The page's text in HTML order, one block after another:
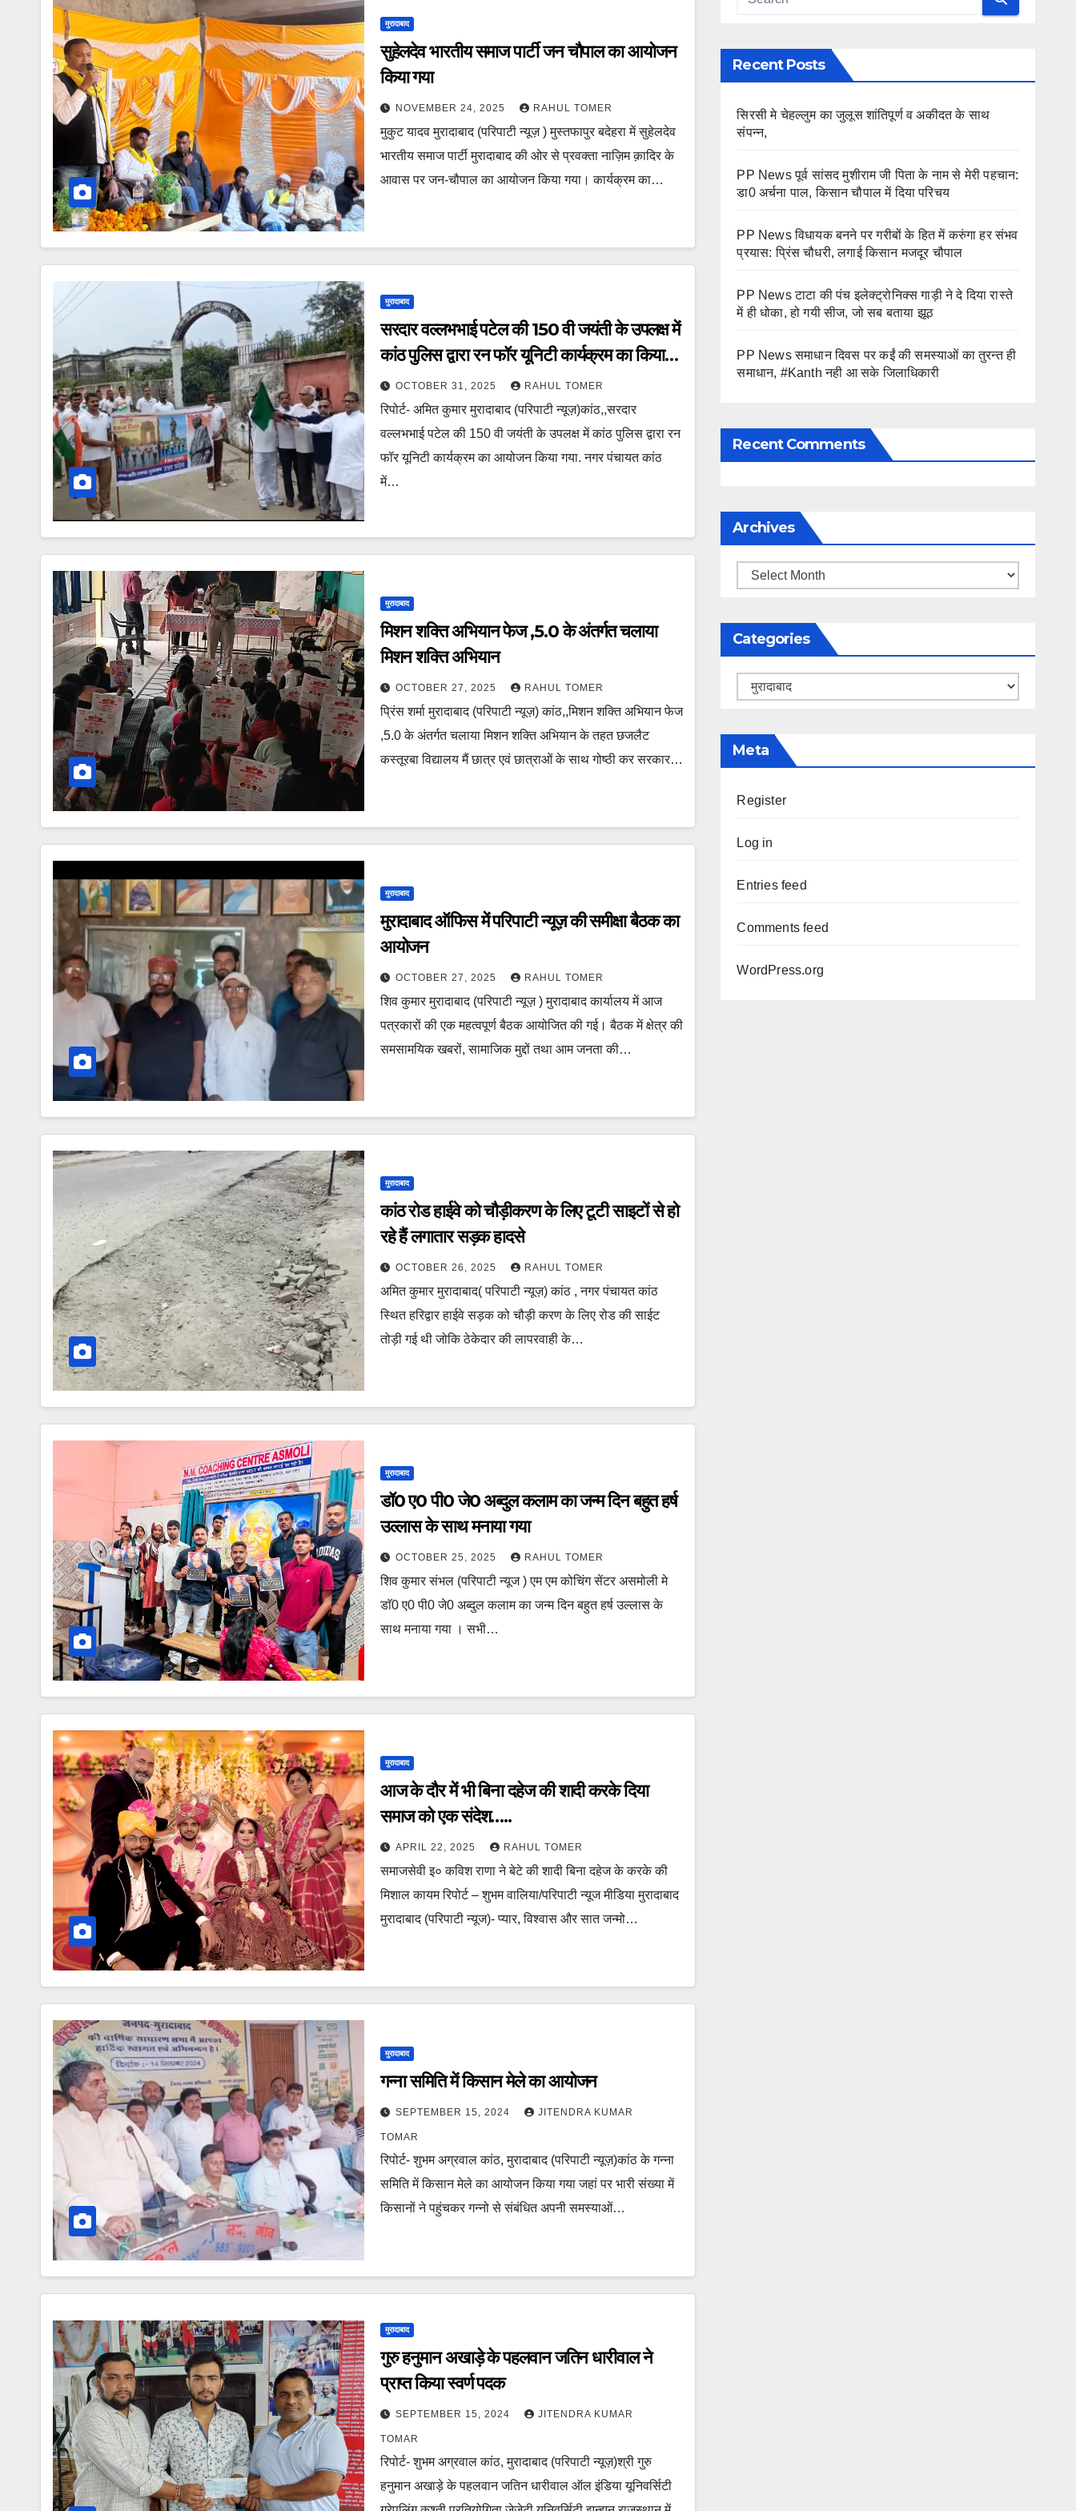
मुरादाबाद
सुहेलदेव भारतीय समाज पार्टी जन चौपाल का आयोजन
किया गया
NOVEMBER 24, 2025 RAHUL TOMER
मुकुट यादव मुरादाबाद (परिपाटी न्यूज़ ) मुस्तफापुर बदेहरा में सुहेलदेव
भारतीय समाज पार्टी मुरादाबाद की ओर से प्रवक्ता नाज़िम क़ादिर के
आवास पर जन-चौपाल का आयोजन किया गया। कार्यक्रम का…
मुरादाबाद
सरदार वल्लभभाई पटेल की 150 वी जयंती के उपलक्ष में
कांठ पुलिस द्वारा रन फॉर यूनिटी कार्यक्रम का किया
आयोजन
OCTOBER 31, 2025 RAHUL TOMER
रिपोर्ट- अमित कुमार मुरादाबाद (परिपाटी न्यूज़)कांठ,,सरदार
वल्लभभाई पटेल की 150 वी जयंती के उपलक्ष में कांठ पुलिस द्वारा रन
फॉर यूनिटी कार्यक्रम का आयोजन किया गया. नगर पंचायत कांठ
में…
मुरादाबाद
मिशन शक्ति अभियान फेज ,5.0 के अंतर्गत चलाया
मिशन शक्ति अभियान
OCTOBER 27, 2025 RAHUL TOMER
प्रिंस शर्मा मुरादाबाद (परिपाटी न्यूज़) कांठ,,मिशन शक्ति अभियान फेज
,5.0 के अंतर्गत चलाया मिशन शक्ति अभियान के तहत छजलैट
कस्तूरबा विद्यालय मैं छात्र एवं छात्राओं के साथ गोष्ठी कर सरकार…
मुरादाबाद
मुरादाबाद ऑफिस में परिपाटी न्यूज़ की समीक्षा बैठक का
आयोजन
OCTOBER 27, 2025 RAHUL TOMER
शिव कुमार मुरादाबाद (परिपाटी न्यूज़ ) मुरादाबाद कार्यालय में आज
पत्रकारों की एक महत्वपूर्ण बैठक आयोजित की गई। बैठक में क्षेत्र की
समसामयिक खबरों, सामाजिक मुद्दों तथा आम जनता की…
मुरादाबाद
कांठ रोड हाईवे को चौड़ीकरण के लिए टूटी साइटों से हो
रहे हैं लगातार सड़क हादसे
OCTOBER 26, 2025 RAHUL TOMER
अमित कुमार मुरादाबाद( परिपाटी न्यूज़) कांठ , नगर पंचायत कांठ
स्थित हरिद्वार हाईवे सड़क को चौड़ी करण के लिए रोड की साईट
तोड़ी गई थी जोकि ठेकेदार की लापरवाही के…
मुरादाबाद
डॉ0 ए0 पी0 जे0 अब्दुल कलाम का जन्म दिन बहुत हर्ष
उल्लास के साथ मनाया गया
OCTOBER 25, 2025 RAHUL TOMER
शिव कुमार संभल (परिपाटी न्यूज ) एम एम कोचिंग सेंटर असमोली मे
डाॅ0 ए0 पी0 जे0 अब्दुल कलाम का जन्म दिन बहुत हर्ष उल्लास के
साथ मनाया गया । सभी…
मुरादाबाद
आज के दौर में भी बिना दहेज की शादी करके दिया
समाज को एक संदेश…..
APRIL 22, 2025 RAHUL TOMER
समाजसेवी इ० कविश राणा ने बेटे की शादी बिना दहेज के करके की
मिशाल कायम रिपोर्ट – शुभम वालिया/परिपाटी न्यूज मीडिया मुरादाबाद
मुरादाबाद (परिपाटी न्यूज)- प्यार, विश्वास और सात जन्मो…
मुरादाबाद
गन्ना समिति में किसान मेले का आयोजन
SEPTEMBER 15, 2024 JITENDRA KUMAR
TOMAR
रिपोर्ट- शुभम अग्रवाल कांठ, मुरादाबाद (परिपाटी न्यूज़)कांठ के गन्ना
समिति में किसान मेले का आयोजन किया गया जहां पर भारी संख्या में
किसानों ने पहुंचकर गन्नो से संबंधित अपनी समस्याओं…
मुरादाबाद
गुरु हनुमान अखाड़े के पहलवान जतिन धारीवाल ने
प्राप्त किया स्वर्ण पदक
SEPTEMBER 15, 2024 JITENDRA KUMAR
TOMAR
रिपोर्ट- शुभम अग्रवाल कांठ, मुरादाबाद (परिपाटी न्यूज़)श्री गुरु
हनुमान अखाड़े के पहलवान जतिन धारीवाल ऑल इंडिया यूनिवर्सिटी
Recent Posts
सिरसी मे चेहल्लुम का जुलूस शांतिपूर्ण व अकीदत के साथ
संपन्न,
PP News पूर्व सांसद मुशीराम जी पिता के नाम से मेरी पहचान:
डा0 अर्चना पाल, किसान चौपाल में दिया परिचय
PP News विधायक बनने पर गरीबों के हित में करुंगा हर संभव
प्रयास: प्रिंस चौधरी, लगाई किसान मजदूर चौपाल
PP News टाटा की पंच इलेक्ट्रोनिक्स गाड़ी ने दे दिया रास्ते
में ही धोका, हो गयी सीज, जो सब बताया झूठ
PP News समाधान दिवस पर कईं की समस्याओं का तुरन्त ही
समाधान, #Kanth नही आ सके जिलाधिकारी
Recent Comments
Archives
Archives
Categories
Categories
Meta
Register
Log in
Entries feed
Comments feed
WordPress.org